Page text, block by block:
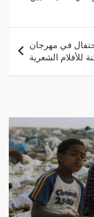
في مهرجان
للأفلام الشعرية